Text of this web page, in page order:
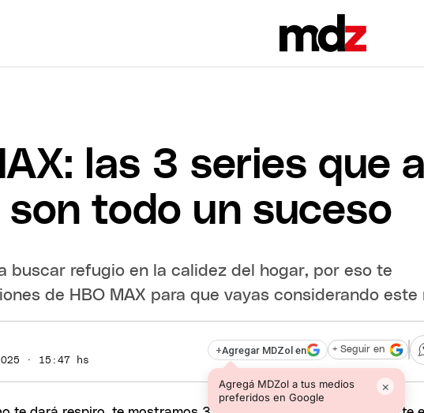
las 3 series que
son todo un suceso
buscar refugio en la calidez del hogar, por eso te
de HBO MAX para que vayas considerando este
· 15:47 hs
+Agregar MDZol en
Agregá MDZol a tus medios
preferidos en Google
×
+ Seguir en